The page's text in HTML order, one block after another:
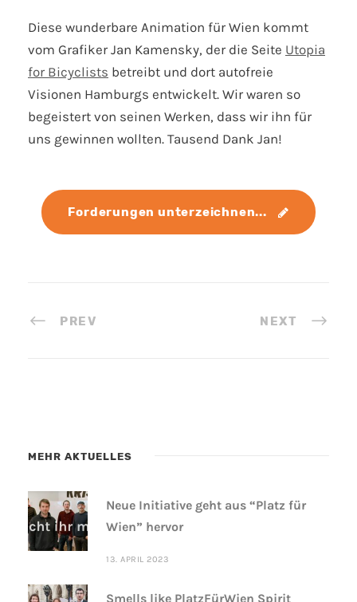
Diese wunderbare Animation für Wien kommt
vom Grafiker Jan Kamensky, der die Seite Utopia
for Bicyclists betreibt und dort autofreie
Visionen Hamburgs entwickelt. Wir waren so
begeistert von seinen Werken, dass wir ihn für
uns gewinnen wollten. Tausend Dank Jan!
Forderungen unterzeichnen...
PREV NEXT
MEHR AKTUELLES
Neue Initiative geht aus “Platz für
Wien” hervor
13. APRIL 2023
Smells like PlatzFürWien Spirit